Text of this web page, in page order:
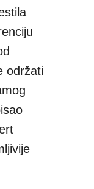
održati